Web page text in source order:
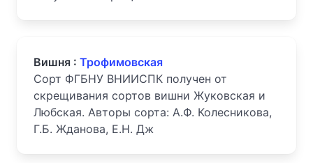
Вишня : Трофимовская
Сорт ФГБНУ ВНИИСПК получен от
скрещивания сортов вишни Жуковская и
Любская. Авторы сорта: А.Ф. Колесникова,
Г.Б. Жданова, Е.Н. Дж